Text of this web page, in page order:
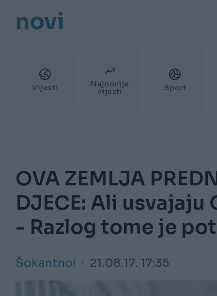
novi
Vijesti
Najnovije
vijesti
Sport
OVA ZEMLJA
DJECE: Ali usvajaju
- Razlog tome je
Šokantno! 21.08.17. 17:35